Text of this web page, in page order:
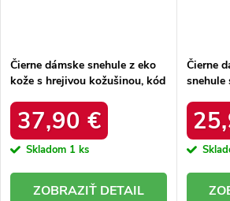
Čierne dámske snehule z eko
kože s hrejivou kožušinou, kód
BLACK
37,90 €
Skladom 1 ks
DETAIL
Čierne
snehule
W8009